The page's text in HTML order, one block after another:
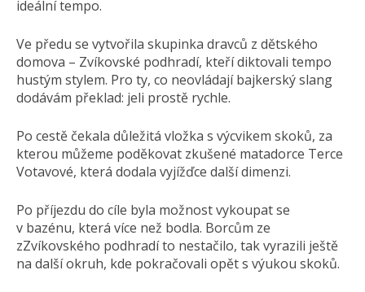
ideální tempo.
Ve předu se vytvořila skupinka dravců z dětského
domova – Zvíkovské podhradí, kteří diktovali tempo
hustým stylem. Pro ty, co neovládají bajkerský slang
dodávám překlad: jeli prostě rychle.
Po cestě čekala důležitá vložka s výcvikem skoků, za
kterou můžeme poděkovat zkušené matadorce Terce
Votavové, která dodala vyjížďce další dimenzi.
Po příjezdu do cíle byla možnost vykoupat se
v bazénu, která více než bodla. Borcům ze
zZvíkovského podhradí to nestačilo, tak vyrazili ještě
na další okruh, kde pokračovali opět s výukou skoků.